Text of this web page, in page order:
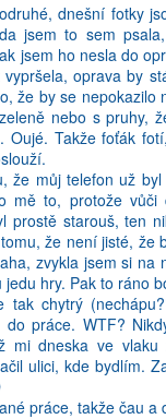
dnešní fotky
jsem to sem
jsem ho nesla do
oprava by
že by se nepokazilo
nebo s pruhy,
Oujé. Takže foťák
že můj telefon už
mě to, protože vůči
prostě starouš, ten
že není jisté, že
zvykla jsem si na
hry. Pak to ráno
tak chytrý
do práce. WTF?
mi dneska ve vlaku
ulici, kde bydlím.
práce, takže čau a